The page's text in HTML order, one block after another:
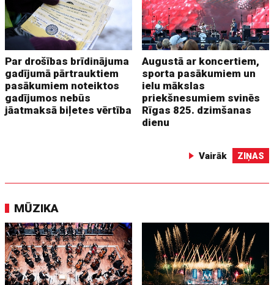
Par drošības brīdinājuma
gadījumā pārtrauktiem
pasākumiem noteiktos
gadījumos nebūs
jāatmaksā biļetes vērtība
Augustā ar koncertiem,
sporta pasākumiem un
ielu mākslas
priekšnesumiem svinēs
Rīgas 825. dzimšanas
dienu
Vairāk ZIŅAS
MŪZIKA